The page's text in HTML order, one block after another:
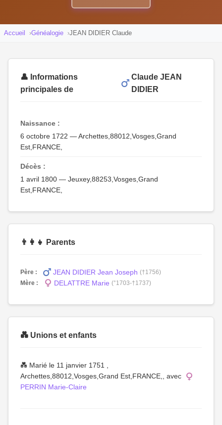
Accueil Généalogie JEAN DIDIER Claude
👤 Informations
principales de
Claude JEAN
DIDIER
Naissance :
6 octobre 1722 — Archettes,88012,Vosges,Grand
Est,FRANCE,
Décès :
1 avril 1800 — Jeuxey,88253,Vosges,Grand
Est,FRANCE,
👨‍👩‍👧 Parents
Père : JEAN DIDIER Jean Joseph (†1756)
Mère :
DELATTRE Marie (°1703-†1737)
💑 Unions et enfants
💑 Marié le 11 janvier 1751 ,
Archettes,88012,Vosges,Grand Est,FRANCE,, avec
PERRIN Marie-Claire